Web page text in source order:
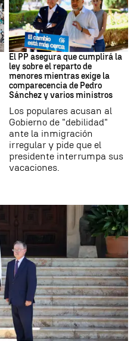
Crisis migratoria
El PP asegura que cumplirá la
ley sobre el reparto de
menores mientras exige la
comparecencia de Pedro
Sánchez y varios ministros
Los populares acusan al
Gobierno de "debilidad"
ante la inmigración
irregular y pide que el
presidente interrumpa sus
vacaciones.